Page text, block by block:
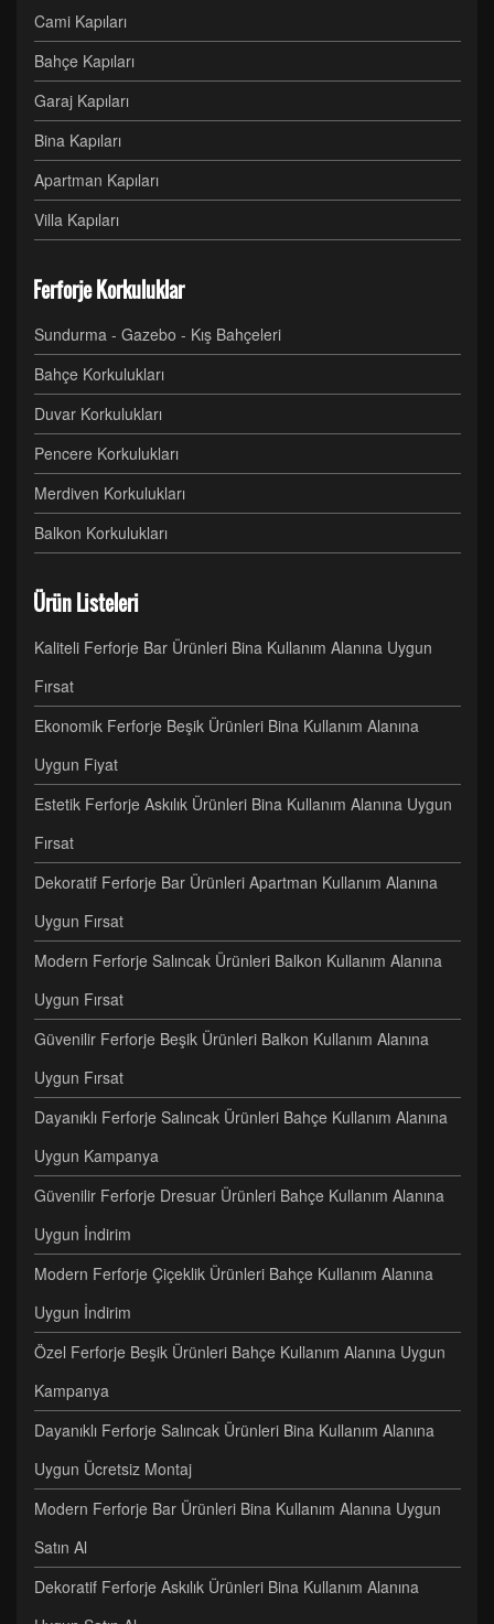
Cami Kapıları
Bahçe Kapıları
Garaj Kapıları
Bina Kapıları
Apartman Kapıları
Villa Kapıları
Ferforje Korkuluklar
Sundurma - Gazebo - Kış Bahçeleri
Bahçe Korkulukları
Duvar Korkulukları
Pencere Korkulukları
Merdiven Korkulukları
Balkon Korkulukları
Ürün Listeleri
Kaliteli Ferforje Bar Ürünleri Bina Kullanım Alanına Uygun
Fırsat
Ekonomik Ferforje Beşik Ürünleri Bina Kullanım Alanına
Uygun Fiyat
Estetik Ferforje Askılık Ürünleri Bina Kullanım Alanına Uygun
Fırsat
Dekoratif Ferforje Bar Ürünleri Apartman Kullanım Alanına
Uygun Fırsat
Modern Ferforje Salıncak Ürünleri Balkon Kullanım Alanına
Uygun Fırsat
Güvenilir Ferforje Beşik Ürünleri Balkon Kullanım Alanına
Uygun Fırsat
Dayanıklı Ferforje Salıncak Ürünleri Bahçe Kullanım Alanına
Uygun Kampanya
Güvenilir Ferforje Dresuar Ürünleri Bahçe Kullanım Alanına
Uygun İndirim
Modern Ferforje Çiçeklik Ürünleri Bahçe Kullanım Alanına
Uygun İndirim
Özel Ferforje Beşik Ürünleri Bahçe Kullanım Alanına Uygun
Kampanya
Dayanıklı Ferforje Salıncak Ürünleri Bina Kullanım Alanına
Uygun Ücretsiz Montaj
Modern Ferforje Bar Ürünleri Bina Kullanım Alanına Uygun
Satın Al
Dekoratif Ferforje Askılık Ürünleri Bina Kullanım Alanına